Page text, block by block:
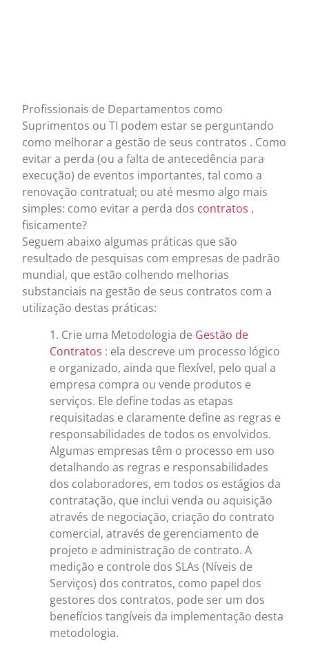
Profissionais de Departamentos como
Suprimentos ou TI podem estar se perguntando
como melhorar a gestão de seus contratos . Como
evitar a perda (ou a falta de antecedência para
execução) de eventos importantes, tal como a
renovação contratual; ou até mesmo algo mais
simples: como evitar a perda dos contratos ,
fisicamente?
Seguem abaixo algumas práticas que são
resultado de pesquisas com empresas de padrão
mundial, que estão colhendo melhorias
substanciais na gestão de seus contratos com a
utilização destas práticas:
1. Crie uma Metodologia de Gestão de
Contratos : ela descreve um processo lógico
e organizado, ainda que flexível, pelo qual a
empresa compra ou vende produtos e
serviços. Ele define todas as etapas
requisitadas e claramente define as regras e
responsabilidades de todos os envolvidos.
Algumas empresas têm o processo em uso
detalhando as regras e responsabilidades
dos colaboradores, em todos os estágios da
contratação, que inclui venda ou aquisição
através de negociação, criação do contrato
comercial, através de gerenciamento de
projeto e administração de contrato. A
medição e controle dos SLAs (Níveis de
Serviços) dos contratos, como papel dos
gestores dos contratos, pode ser um dos
benefícios tangíveis da implementação desta
metodologia.